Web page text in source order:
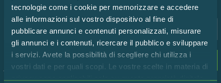
tecnologie come i cookie per memorizzare e accedere
alle informazioni sul vostro dispositivo al fine di
pubblicare annunci e contenuti personalizzati, misurare
gli annunci e i contenuti, ricercare il pubblico e sviluppare
i servizi. Avete la possibilità di scegliere chi utilizza i
vostri dati e per quali scopi. Le vostre scelte in materia di
privacy sono applicabili solo su questa proprietà digitale
Dichiaro di accettare i termini dellaprivacy
policy